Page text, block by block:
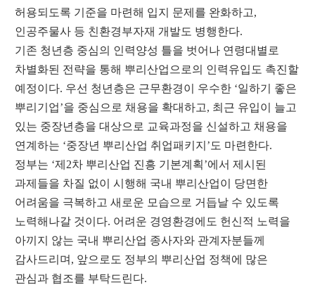
허용되도록 기준을 마련해 입지 문제를 완화하고,
인공주물사 등 친환경부자재 개발도 병행한다.
기존 청년층 중심의 인력양성 틀을 벗어나 연령대별로
차별화된 전략을 통해 뿌리산업으로의 인력유입도 촉진할
예정이다. 우선 청년층은 근무환경이 우수한 ‘일하기 좋은
뿌리기업’을 중심으로 채용을 확대하고, 최근 유입이 늘고
있는 중장년층을 대상으로 교육과정을 신설하고 채용을
연계하는 ‘중장년 뿌리산업 취업패키지 ’ 도 마련한다.
정부는 ‘제 2차 뿌리산업 진흥 기본계획’에서 제시된
과제들을 차질 없이 시행해 국내 뿌리산업이 당면한
어려움을 극복하고 새로운 모습으로 거듭날 수 있도록
노력해나갈 것이다. 어려운 경영환경에도 헌신적 노력을
아끼지 않는 국내 뿌리산업 종사자와 관계자분들께
감사드리며 , 앞으로도 정부의 뿌리산업 정책에 많은
관심과 협조를 부탁드린다.